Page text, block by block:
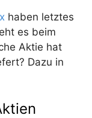
haben letztes
es beim
Aktie hat
Dazu in